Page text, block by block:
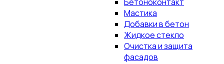
Мастика
Добавки в бетон
Жидкое стекло
Очистка и защита
фасадов